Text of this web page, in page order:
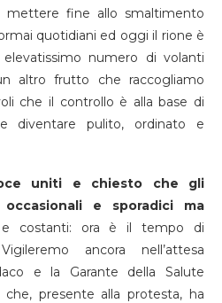
mettere fine allo smaltimento
quotidiani ed oggi il rione è
numero di volanti
altro frutto che raccogliamo
che il controllo è alla base di
diventare pulito, ordinato e
uniti e chiesto che gli
e sporadici ma
costanti: ora è il tempo di
ancora nell’attesa
e la Garante della Salute
che, presente alla protesta, ha